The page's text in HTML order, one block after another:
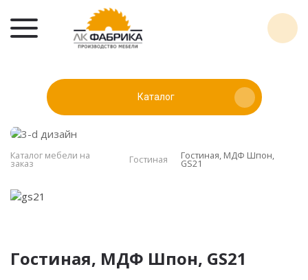
Каталог
Каталог мебели на
заказ Гостиная Гостиная, МДФ Шпон,
GS21
Гостиная, МДФ Шпон, GS21